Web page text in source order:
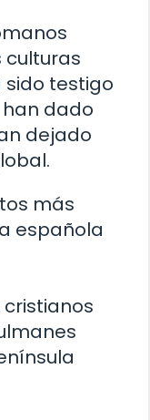
culturas
sido testigo
dado
dejado
más
española
cristianos